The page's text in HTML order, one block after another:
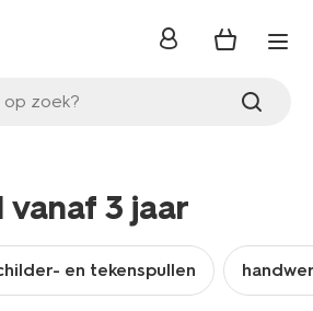
op zoek?
inloggen
3 jaar
en tekenspullen